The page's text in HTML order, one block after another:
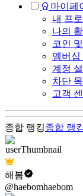
마이페
내 프
나의
코인
멤버십
계정
차단
고객
종합 랭킹종합 랭
해봄
@haebomhaebom